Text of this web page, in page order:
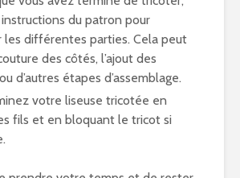
du patron pour
les différentes parties. Cela peut
des côtés, l’ajout des
d’autres étapes d’assemblage.
votre liseuse tricotée en
fils et en bloquant le tricot si